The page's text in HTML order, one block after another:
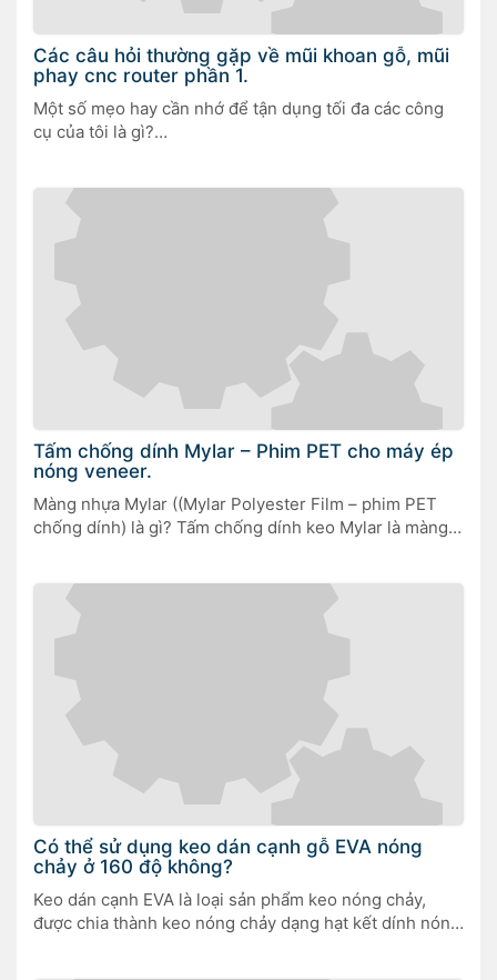
Các câu hỏi thường gặp về mũi khoan gỗ, mũi
phay cnc router phần 1.
Một số mẹo hay cần nhớ để tận dụng tối đa các công
cụ của tôi là gì?
phải dài hơn độ dày của phôi một cách tối thiểu.
Luôn luôn chọn công cụ mạnh hơn, nghĩa là chiều dài
cắt không quá dài và đường kính không quá nhỏ.
nghĩa là, hãy chọn các công cụ có đường kính nhỏ cho
các tấm mỏng hoặc các bộ phận dễ bị dịch chuyển
Tấm chống dính Mylar – Phim PET cho máy ép
nóng veneer.
Màng nhựa Mylar ((Mylar Polyester Film – phim PET
chống dính) là gì? Tấm chống dính keo Mylar là màng
một kết thúc bóng mịn trên bề mặt của tấm laminate
hay veneer. tấm […]
Có thể sử dụng keo dán cạnh gỗ EVA nóng
chảy ở 160 độ không?
Keo dán cạnh EVA là loại sản phẩm keo nóng chảy,
được chia thành keo nóng chảy dạng hạt kết dính nóng